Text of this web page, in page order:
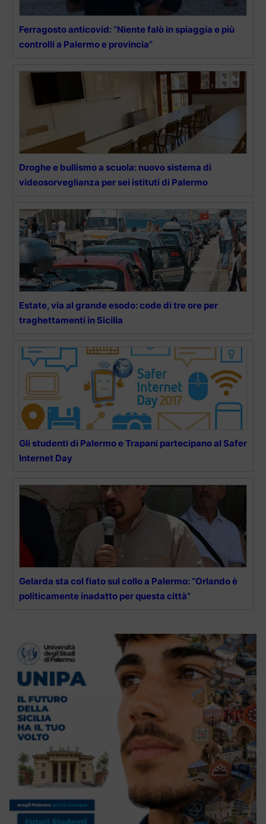
Ferragosto anticovid: “Niente falò in spiaggia e più
controlli a Palermo e provincia”
Droghe e bullismo a scuola: nuovo sistema di
videosorveglianza per sei istituti di Palermo
Estate, via al grande esodo: code di tre ore per
traghettamenti in Sicilia
Gli studenti di Palermo e Trapani partecipano al Safer
Internet Day
Gelarda sta col fiato sul collo a Palermo: “Orlando è
politicamente inadatto per questa città”